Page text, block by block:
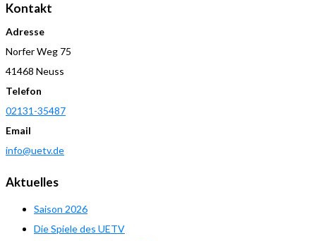
Kontakt
Adresse
Norfer Weg 75
41468 Neuss
Telefon
02131-35487
Email
info@uetv.de
Aktuelles
Saison 2026
Die Spiele des UETV